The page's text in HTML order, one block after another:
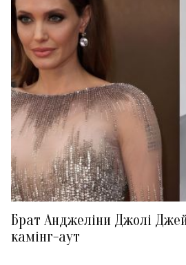
Брат Анджеліни Джолі
камінг-аут